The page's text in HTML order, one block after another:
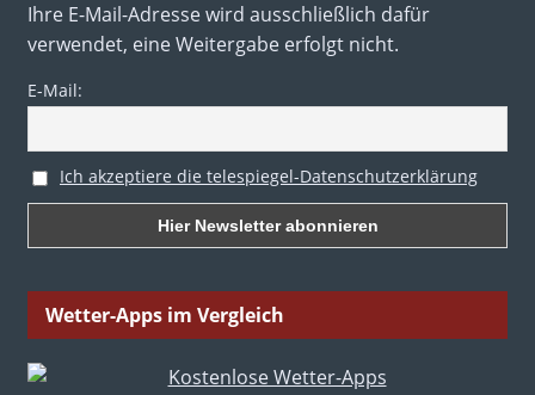
Ihre E-Mail-Adresse wird ausschließlich dafür
verwendet, eine Weitergabe erfolgt nicht.
E-Mail:
Ich akzeptiere die telespiegel-Datenschutzerklärung
Wetter-Apps im Vergleich